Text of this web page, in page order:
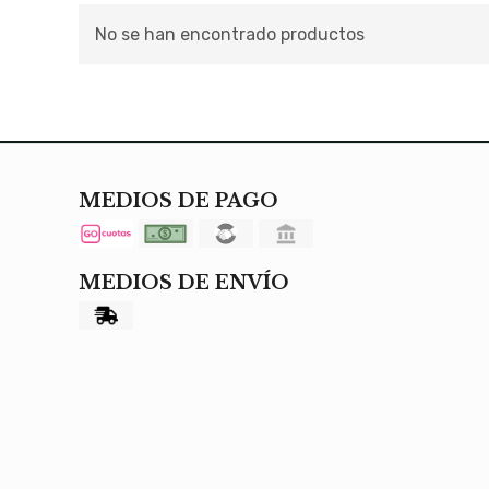
No se han encontrado productos
MEDIOS DE PAGO
MEDIOS DE ENVÍO